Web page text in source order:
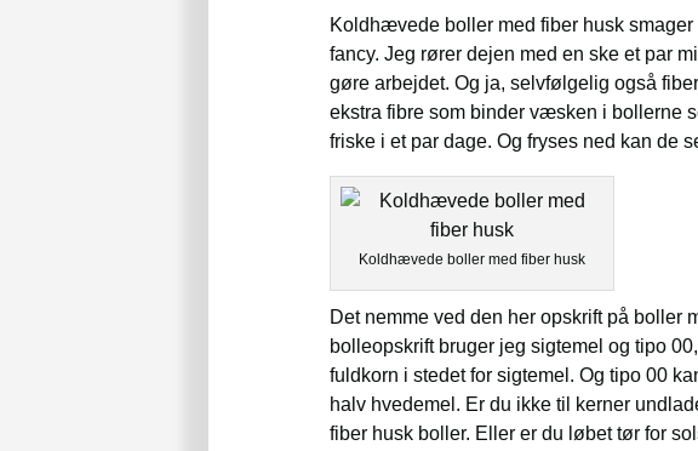
Koldhævede boller med fiber husk
fancy. Jeg rører dejen med en ske et par
gøre arbejdet. Og ja, selvfølgelig også
ekstra fibre som binder væsken i bollerne
friske i et par dage. Og fryses ned kan de
Koldhævede boller med fiber husk
Det nemme ved den her opskrift på boller
bolleopskrift bruger jeg sigtemel og tipo
fuldkorn i stedet for sigtemel. Og tipo 00
halv hvedemel. Er du ikke til kerner
fiber husk boller. Eller er du løbet tør for